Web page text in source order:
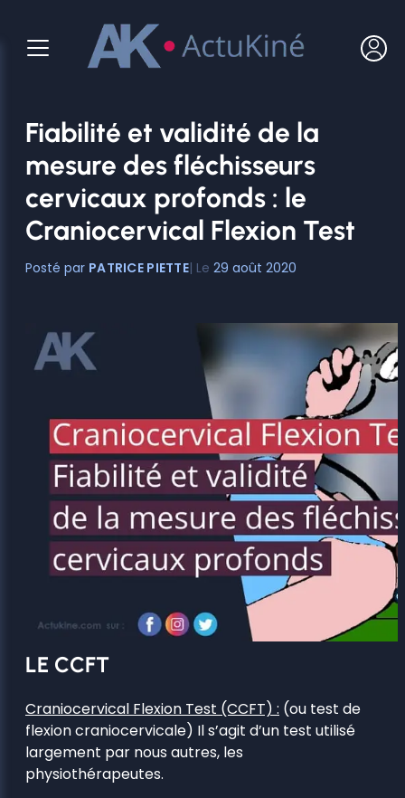
contenu
Fiabilité et validité de la
mesure des fléchisseurs
cervicaux profonds : le
Craniocervical Flexion Test
PATRICE PIETTE 29 août 2020
LE CCFT
Craniocervical Flexion Test (CCFT) : (ou test de
flexion craniocervicale) Il s’agit d’un test utilisé
largement par nous autres, les
physiothérapeutes.